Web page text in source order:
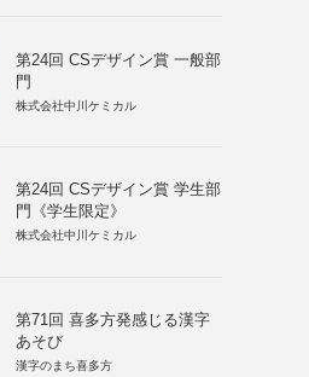
第24回 CSデザイン賞 一般部
門
株式会社中川ケミカル
第24回 CSデザイン賞 学生部
門《学生限定》
株式会社中川ケミカル
第71回 喜多方発感じる漢字
あそび
漢字のまち喜多方